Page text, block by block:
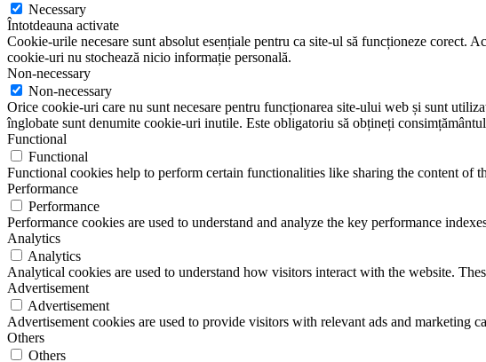
Necessary
Întotdeauna activate
Cookie-urile necesare sunt absolut esențiale pentru ca site-ul să funcționeze corect.
cookie-uri nu stochează nicio informație personală.
Non-necessary
Non-necessary
Orice cookie-uri care nu sunt necesare pentru funcționarea site-ului web și sunt
înglobate sunt denumite cookie-uri inutile. Este obligatoriu să obțineți
Functional
Functional
Functional cookies help to perform certain functionalities like sharing the content of
Performance
Performance
Performance cookies are used to understand and analyze the key performance
Analytics
Analytics
Analytical cookies are used to understand how visitors interact with the website.
Advertisement
Advertisement
Advertisement cookies are used to provide visitors with relevant ads and marketing
Others
Others